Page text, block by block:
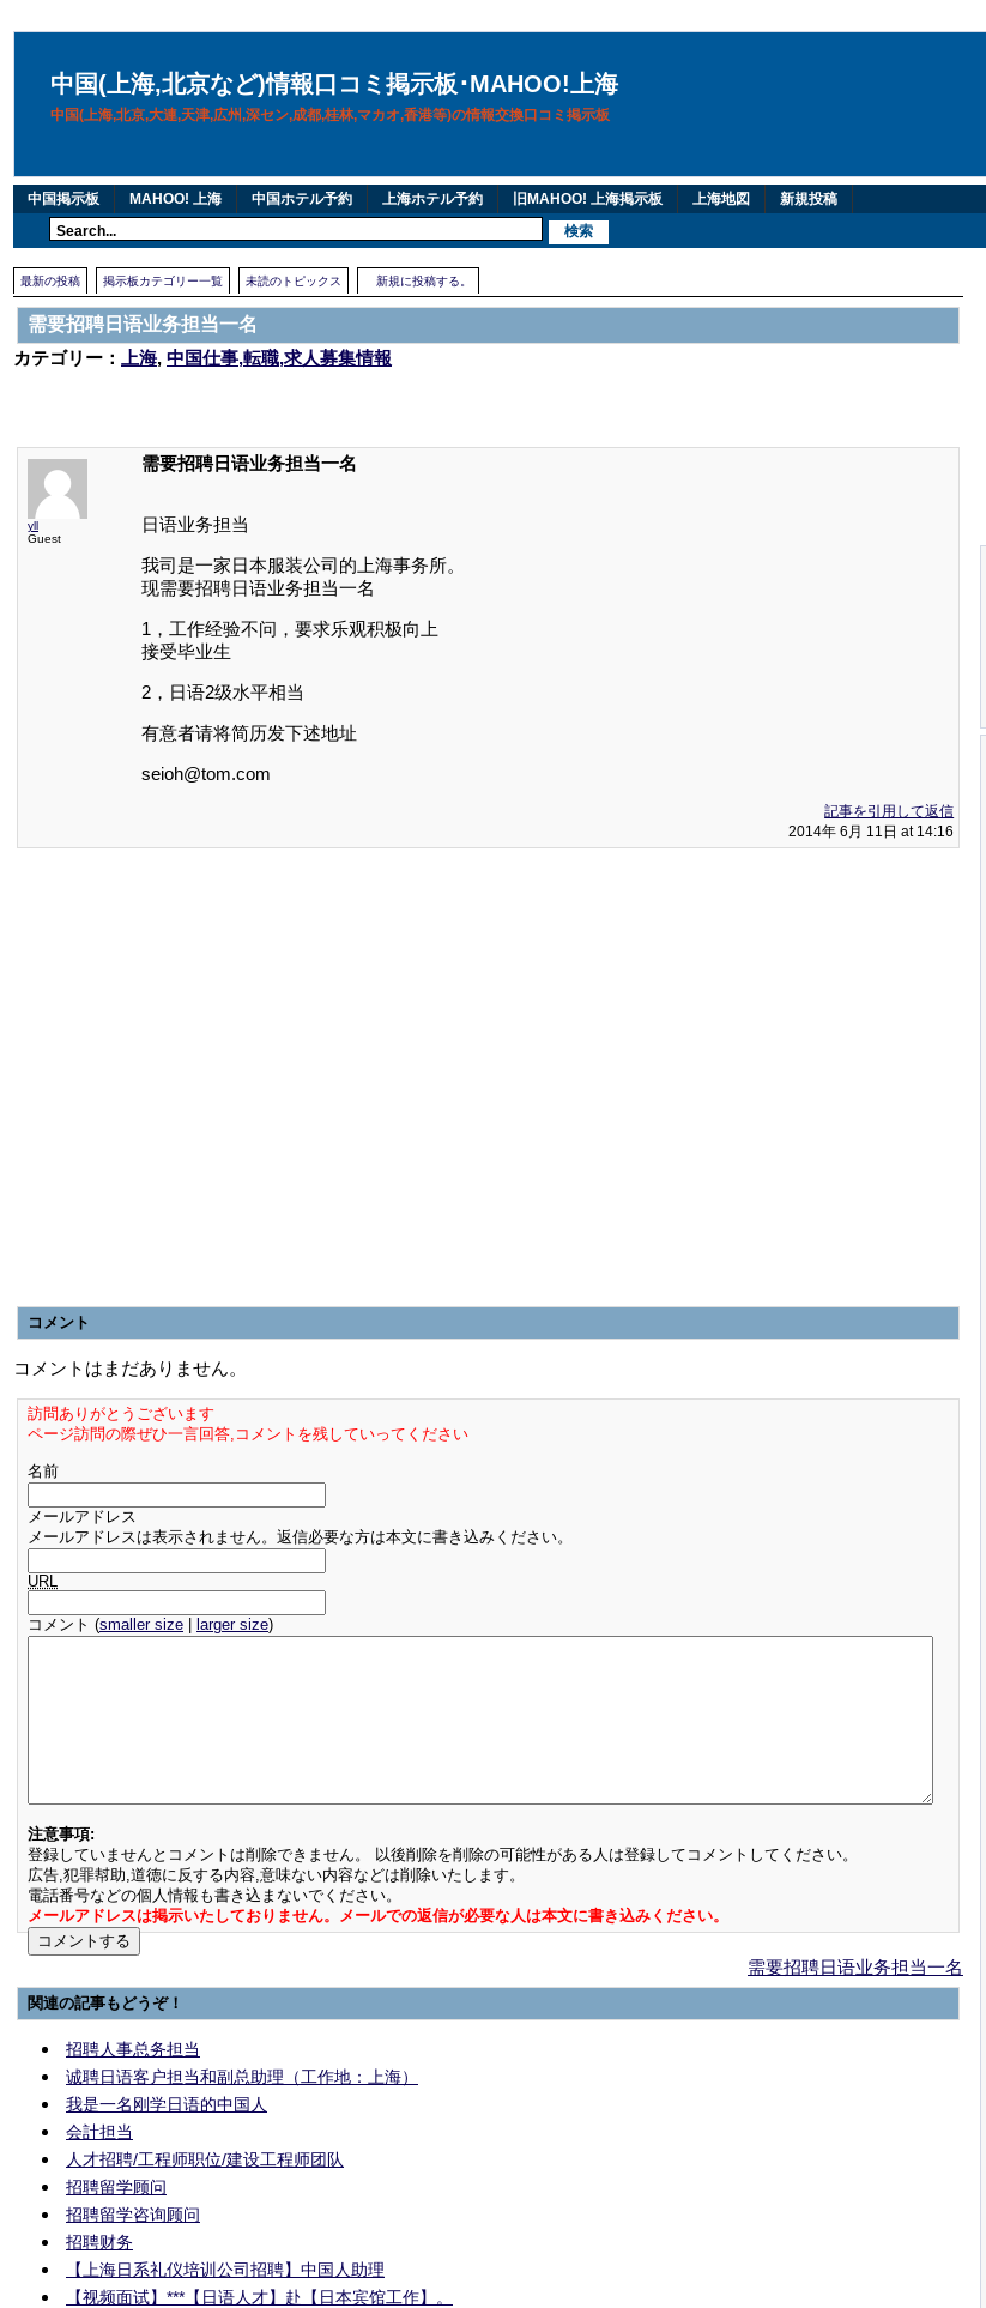
中国(上海,北京など)情報口コミ掲示板･MAHOO!上海
中国(上海,北京,大連,天津,広州,深セン,成都,桂林,マカオ,香港等)の情報交換口コミ掲示板
中国掲示板 MAHOO! 上海 中国ホテル予約 上海ホテル予約 旧MAHOO! 上海掲示板 上海地図 新規投稿
最新の投稿 掲示板カテゴリー一覧 未読のトピックス 新規に投稿する。
需要招聘日语业务担当一名
カテゴリー：
上海, 中国仕事,転職,求人募集情報
yll
Guest
需要招聘日语业务担当一名
日语业务担当
我司是一家日本服装公司的上海事务所。
现需要招聘日语业务担当一名
1，工作经验不问，要求乐观积极向上
接受毕业生
2，日语2级水平相当
有意者请将简历发下述地址
seioh@tom.com
記事を引用して返信
2014年 6月 11日 at 14:16
コメント
コメントはまだありません。
訪問ありがとうございます
ページ訪問の際ぜひ一言回答,コメントを残していってください
名前
メールアドレス
メールアドレスは表示されません。返信必要な方は本文に書き込みください。
URL
コメント (smaller size larger size)
注意事項:
登録していませんとコメントは削除できません。 以後削除を削除の可能性がある人は登録してコメントしてください。
広告,犯罪幇助,道徳に反する内容,意味ない内容などは削除いたします。
電話番号などの個人情報も書き込まないでください。
メールアドレスは掲示いたしておりません。メールでの返信が必要な人は本文に書き込みください。
需要招聘日语业务担当一名
関連の記事もどうぞ！
招聘人事总务担当
诚聘日语客户担当和副总助理（工作地：上海）
我是一名刚学日语的中国人
会計担当
人才招聘/工程师职位/建设工程师团队
招聘留学顾问
招聘留学咨询顾问
招聘财务
【上海日系礼仪培训公司招聘】中国人助理
【视频面试】***【日语人才】赴【日本宾馆工作】。